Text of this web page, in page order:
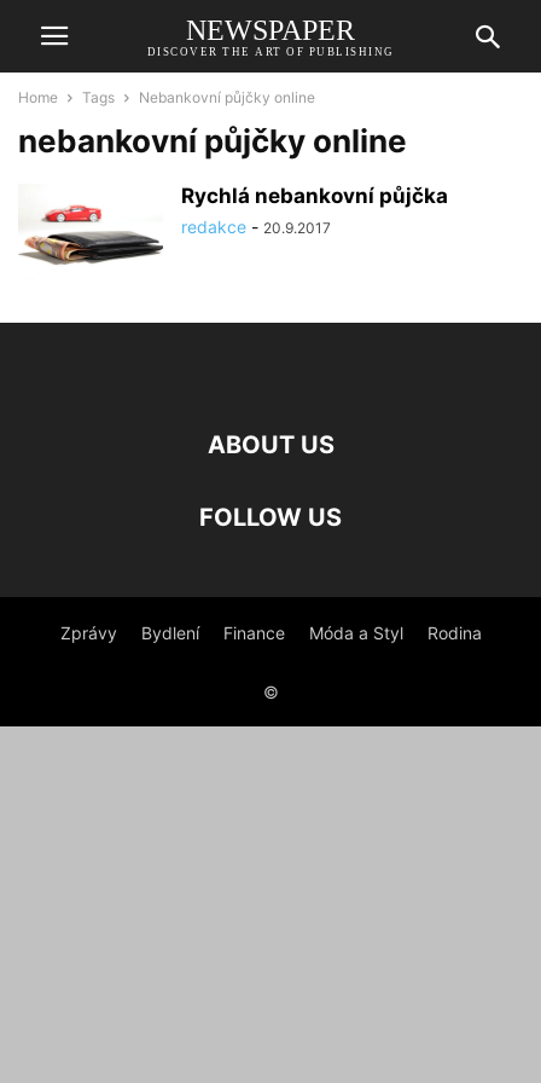
NEWSPAPER
DISCOVER THE ART OF PUBLISHING
Home Tags Nebankovní půjčky online
nebankovní půjčky online
Rychlá nebankovní půjčka
redakce - 20.9.2017
ABOUT US
FOLLOW US
Zprávy Bydlení Finance Móda a Styl Rodina
©